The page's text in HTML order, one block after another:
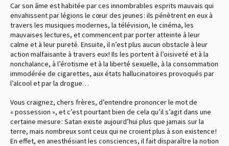
Car son âme est habitée par ces innombrables esprits mauvais qui
envahissent par légions le cœur des jeunes : ils pénètrent en eux à
travers les musiques modernes, la télévision, le cinéma, les
mauvaises lectures, et commencent par porter atteinte à leur
calme et à leur pureté. Ensuite, il n’est plus aucun obstacle à leur
action malfaisante à travers eux ! Ils les portent à l’oisiveté et à la
nonchalance, à l’érotisme et à la liberté sexuelle, à la consommation
immodérée de cigarettes, aux états hallucinatoires provoqués par
l’alcool et par la drogue…
Vous craignez, chers frères, d’entendre prononcer le mot de
« possession », et c’est pourtant bien de cela qu’il s’agit dans une
certaine mesure : Satan existe aujourd’hui plus que jamais sur la
terre, mais nombreux sont ceux qui ne croient plus à son existence !
En effet, en anesthésiant les consciences, il fait disparaître la notion